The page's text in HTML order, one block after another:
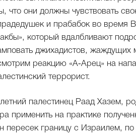
что они должны чувствовать
и прабабок во время
который вдалбливают
джихадистов, жаждущих
реакцию «А‑Арец» на
террорист.
палестинец Раад Хазем,
применить на практике
пересек границу с Израилем,